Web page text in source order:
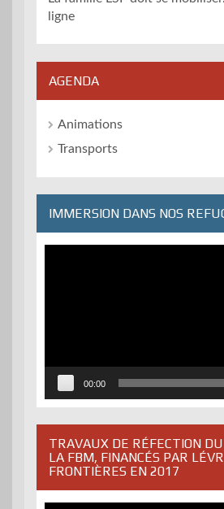
ligne
AGENDA
Animations
Transports
IMMERSION DANS NOS
00:00
TRAVAUX DE RÉFECTION
LA FBM, FINANCÉS PAR
FRONTIÈRES EN 2017